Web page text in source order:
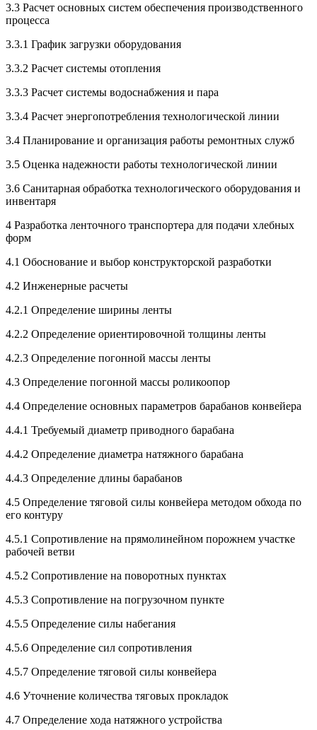
3.3 Расчет основных систем обеспечения производственного
процесса
3.3.1 График загрузки оборудования
3.3.2 Расчет системы отопления
3.3.3 Расчет системы водоснабжения и пара
3.3.4 Расчет энергопотребления технологической линии
3.4 Планирование и организация работы ремонтных служб
3.5 Оценка надежности работы технологической линии
3.6 Санитарная обработка технологического оборудования и
инвентаря
4 Разработка ленточного транспортера для подачи хлебных
форм
4.1 Обоснование и выбор конструкторской разработки
4.2 Инженерные расчеты
4.2.1 Определение ширины ленты
4.2.2 Определение ориентировочной толщины ленты
4.2.3 Определение погонной массы ленты
4.3 Определение погонной массы роликоопор
4.4 Определение основных параметров барабанов конвейера
4.4.1 Требуемый диаметр приводного барабана
4.4.2 Определение диаметра натяжного барабана
4.4.3 Определение длины барабанов
4.5 Определение тяговой силы конвейера методом обхода по
его контуру
4.5.1 Сопротивление на прямолинейном порожнем участке
рабочей ветви
4.5.2 Сопротивление на поворотных пунктах
4.5.3 Сопротивление на погрузочном пункте
4.5.5 Определение силы набегания
4.5.6 Определение сил сопротивления
4.5.7 Определение тяговой силы конвейера
4.6 Уточнение количества тяговых прокладок
4.7 Определение хода натяжного устройства